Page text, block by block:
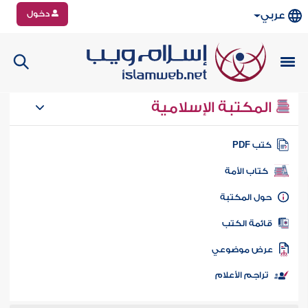
عربي دخول
المكتبة الإسلامية
كتب PDF
كتاب الأمة
المكتبة
الكتب
موضوعي